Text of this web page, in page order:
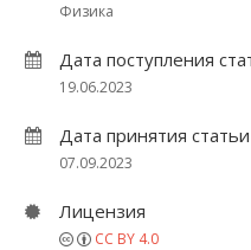
Физика
Дата поступления
19.06.2023
Дата принятия
07.09.2023
Лицензия
CC BY 4.0